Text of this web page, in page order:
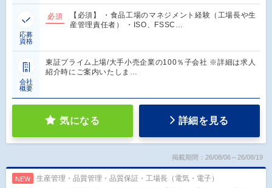
応募
資格
必須
【必須】 ・食品工場のマネジメント経験（工場長や生
産管理責任者） ・ISO、FSSC…
会社
概要
東証プライム上場/大手小売企業の100％子会社 ※詳細は求人
紹介時にご案内いたしま…
気になる 詳細を見る
掲載期間：26/08/06～26/08/19
NEW 生産管理・品質管理・品質保証・工場長（電気・電子）